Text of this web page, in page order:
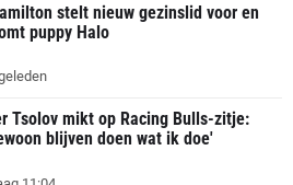
stelt nieuw gezinslid voor en
puppy Halo
Tsolov mikt op Racing Bulls-zitje:
blijven doen wat ik doe'